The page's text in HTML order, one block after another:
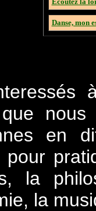
Danse, mon
que
en
pour
la
la